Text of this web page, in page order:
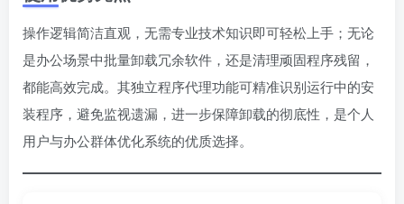
操作逻辑简洁直观，无需专业技术知识即可轻松上手；无论
是办公场景中批量卸载冗余软件，还是清理顽固程序残留，
都能高效完成。其独立程序代理功能可精准识别运行中的安
装程序，避免监视遗漏，进一步保障卸载的彻底性，是个人
用户与办公群体优化系统的优质选择。